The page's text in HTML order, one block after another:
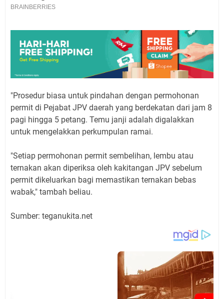
"Prosedur biasa untuk pindahan dengan permohonan
permit di Pejabat JPV daerah yang berdekatan dari jam 8
pagi hingga 5 petang. Temu janji adalah digalakkan
untuk mengelakkan perkumpulan ramai.
"Setiap permohonan permit sembelihan, lembu atau
ternakan akan diperiksa oleh kakitangan JPV sebelum
permit dikeluarkan bagi memastikan ternakan bebas
wabak," tambah beliau.
Sumber: teganukita.net